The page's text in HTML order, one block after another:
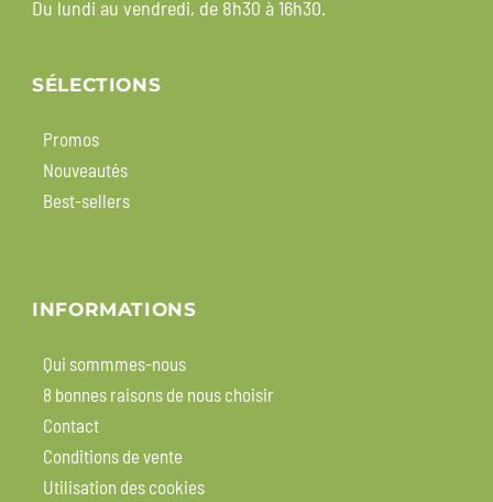
Du lundi au vendredi, de 8h30 à 16h30.
SÉLECTIONS
Promos
Nouveautés
Best-sellers
INFORMATIONS
Qui sommmes-nous
8 bonnes raisons de nous choisir
Contact
Conditions de vente
Utilisation des cookies